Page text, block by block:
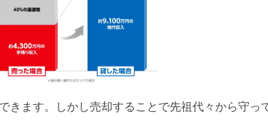
きます。しかし売却することで先祖代々から守っ